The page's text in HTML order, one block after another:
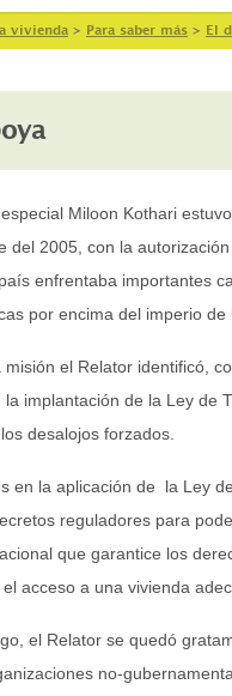
vivienda > Para saber más > El
Miloon Kothari
del 2005, con la
enfrentaba importantes
por encima del imperio de
misión el Relator identificó,
la implantación de la Ley de
desalojos forzados.
en la aplicación de la Ley
reguladores para
que garantice los
acceso a una vivienda
el Relator se quedó
no-